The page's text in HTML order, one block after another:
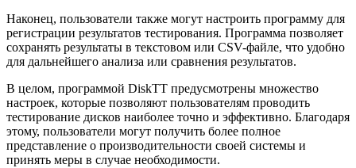
Наконец, пользователи также могут настроить программу для
регистрации результатов тестирования. Программа позволяет
сохранять результаты в текстовом или CSV-файле, что удобно
для дальнейшего анализа или сравнения результатов.
В целом, программой DiskTT предусмотрены множество
настроек, которые позволяют пользователям проводить
тестирование дисков наиболее точно и эффективно. Благодаря
этому, пользователи могут получить более полное
представление о производительности своей системы и
принять меры в случае необходимости.